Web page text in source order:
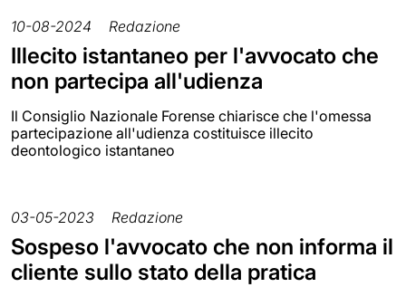
10-08-2024 Redazione
Illecito istantaneo per l'avvocato che
non partecipa all'udienza
Il Consiglio Nazionale Forense chiarisce che l'omessa
partecipazione all'udienza costituisce illecito
deontologico istantaneo
03-05-2023 Redazione
Sospeso l'avvocato che non informa il
cliente sullo stato della pratica